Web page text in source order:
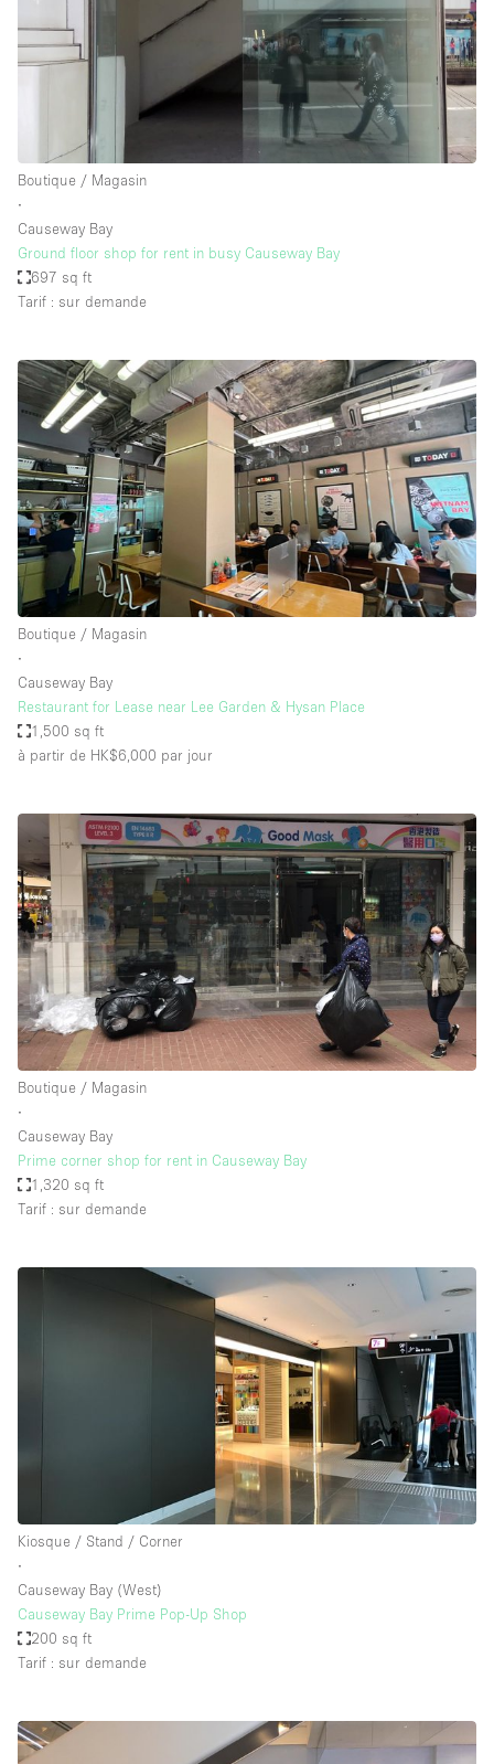
Boutique / Magasin
∙
Causeway Bay
Ground floor shop for rent in busy Causeway Bay
697 sq ft
Tarif : sur demande
Boutique / Magasin
∙
Causeway Bay
Restaurant for Lease near Lee Garden & Hysan Place
1,500 sq ft
à partir de HK$6,000 par jour
Boutique / Magasin
∙
Causeway Bay
Prime corner shop for rent in Causeway Bay
1,320 sq ft
Tarif : sur demande
Kiosque / Stand / Corner
∙
Causeway Bay (West)
Causeway Bay Prime Pop-Up Shop
200 sq ft
Tarif : sur demande